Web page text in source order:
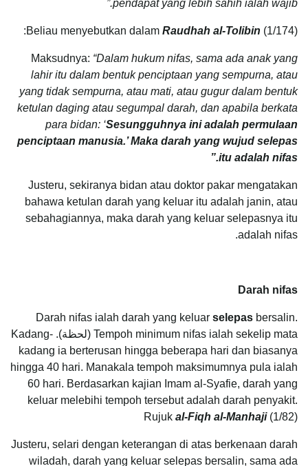
pendapat yang lebih sahih ialah wajib.”
Beliau menyebutkan dalam Raudhah al-Tolibin (1/174):
Maksudnya: “Dalam hukum nifas, sama ada anak yang
lahir itu dalam bentuk penciptaan yang sempurna, atau
yang tidak sempurna, atau mati, atau gugur dalam bentuk
ketulan daging atau segumpal darah, dan apabila berkata
para bidan: ‘Sesungguhnya ini adalah permulaan
penciptaan manusia.’ Maka darah yang wujud selepas
itu adalah nifas.”
Justeru, sekiranya bidan atau doktor pakar mengatakan
bahawa ketulan darah yang keluar itu adalah janin, atau
sebahagiannya, maka darah yang keluar selepasnya itu
adalah nifas.
Darah nifas
Darah nifas ialah darah yang keluar selepas bersalin.
Tempoh minimum nifas ialah sekelip mata (لحظة). Kadang-
kadang ia berterusan hingga beberapa hari dan biasanya
hingga 40 hari. Manakala tempoh maksimumnya pula ialah
60 hari. Berdasarkan kajian Imam al-Syafie, darah yang
keluar melebihi tempoh tersebut adalah darah penyakit.
Rujuk al-Fiqh al-Manhaji(1/82)
Justeru, selari dengan keterangan di atas berkenaan darah
wiladah, darah yang keluar selepas bersalin, sama ada